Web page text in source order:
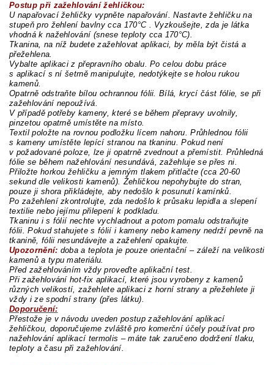
Postup při zažehlování žehličkou:
U napařovací žehličky vypněte napařování. Nastavte žehličku na
stupeň pro žehlení bavlny cca 170°C . Vyzkoušejte, zda je látka
vhodná k nažehlování (snese teploty cca 170°C).
Tkanina, na níž budete zažehlovat aplikaci, by měla být čistá a
přežehlena.
Vybalte aplikaci z přepravního obalu. Po celou dobu práce
s aplikací s ní šetrně manipulujte, nedotýkejte se holou rukou
kamenů.
Opatrně odstraňte bílou ochrannou fólii. Bílá, krycí část fólie, se při
zažehlování nepoužívá.
V případě potřeby kameny, které se během přepravy uvolnily,
pinzetou opatrně umístěte na místo.
Textil položte na rovnou podložku lícem nahoru. Průhlednou fólii
s kameny umístěte lepící stranou na tkaninu. Pokud není
v požadované poloze, lze ji opatrně zvednout a přemístit. Průhledná
fólie se během nažehlování nesundává, zažehluje se přes ni.
Přiložte horkou žehličku a jemným tlakem přitlačte (cca 20-60
sekund dle velikosti kamenů). Žehličkou nepohybujte do stran,
pouze ji shora přikládejte, aby nedošlo k posunutí kamínků.
Po zažehlení zkontrolujte, zda nedošlo k průsaku lepidla a slepení
textilie nebo jejímu přilepení k podkladu.
Tkaninu i s fólií nechte vychladnout a potom pomalu odstraňujte
fólii. Pokud stahujete s fólií i kameny nebo kameny nedrží pevně na
tkanině, fólii nesundávejte a zažehlení opakujte.
Upozornění: doba a teplota je pouze orientační – záleží na velikosti
kamenů a typu materiálu.
Před zažehlováním vždy proveďte aplikační test.
Při zažehlování hot-fix aplikací, které jsou vyrobeny z kamenů
různých velikostí, zažehlete aplikaci z horní strany a přežehlete ji
vždy i ze spodní strany (přes látku).
Doporučení:
Přestože je v návodu uveden postup zažehlování aplikací
žehličkou, doporučujeme zvláště pro komerční účely používat pro
nažehlování aplikací termolis – máte tak zaručeno dodržení tlaku,
teploty a času při zažehlování.